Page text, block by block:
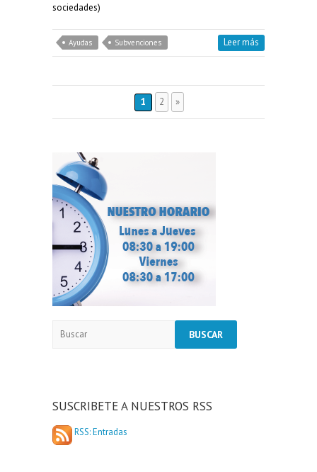
sociedades)
Ayudas Subvenciones Leer más
1 2 »
SUSCRIBETE A NUESTROS RSS
RSS: Entradas